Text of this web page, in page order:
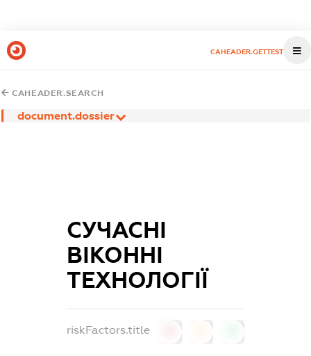
CAHEADER.GETTEST
CAHEADER.SEARCH
document.dossier
СУЧАСНІ
ВІКОННІ
ТЕХНОЛОГІЇ
riskFactors.title